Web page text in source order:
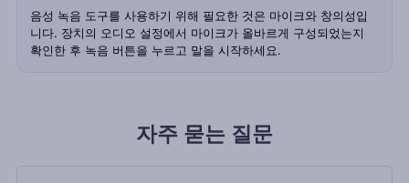
음성 녹음 도구를 사용하기 위해 필요한 것은 마이크와 창의성입
니다. 장치의 오디오 설정에서 마이크가 올바르게 구성되었는지
확인한 후 녹음 버튼을 누르고 말을 시작하세요.
자주 묻는 질문